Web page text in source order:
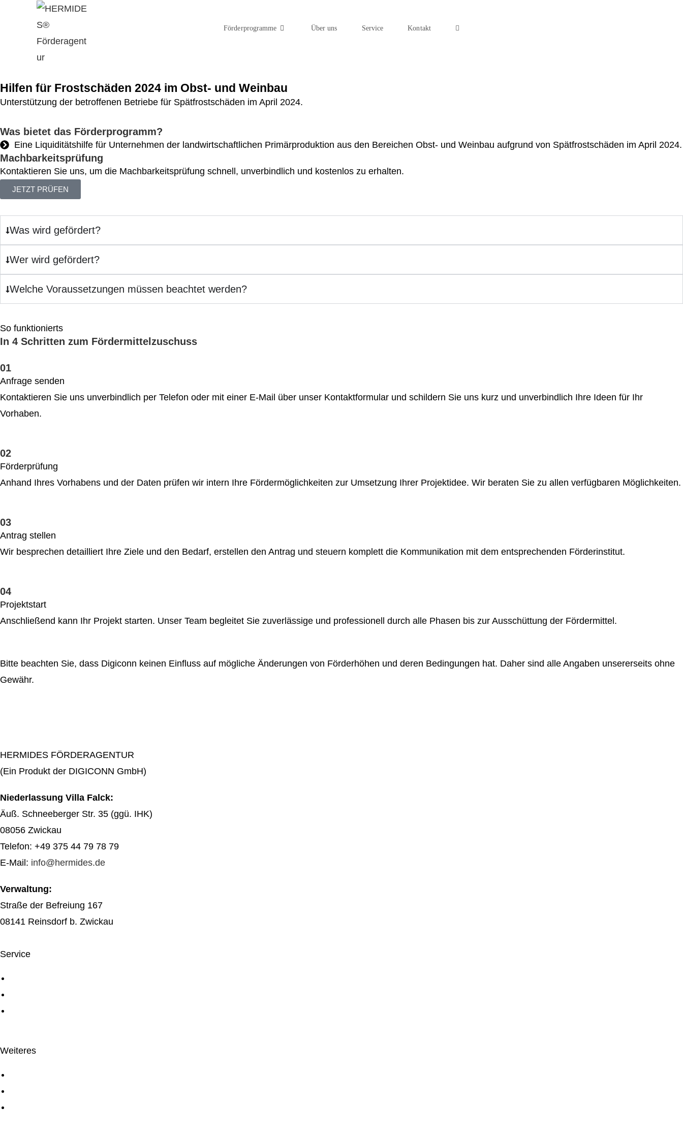
Förderprogramme Über uns Service Kontakt
Hilfen für Frostschäden 2024 im Obst- und Weinbau
Unterstützung der betroffenen Betriebe für Spätfrostschäden im April 2024.
Was bietet das Förderprogramm?
​​​​Eine Liquiditätshilfe für Unternehmen der landwirtschaftlichen Primärproduktion aus den Bereichen Obst- und Weinbau aufgrund von Spätfrostschäden im April 2024.
Machbarkeitsprüfung
Kontaktieren Sie uns, um die Machbarkeitsprüfung schnell, unverbindlich und kostenlos zu erhalten.
JETZT PRÜFEN
Was wird gefördert?
Wer wird gefördert?
Welche Voraussetzungen müssen beachtet werden?
So funktionierts
In 4 Schritten zum Fördermittelzuschuss
01
Anfrage senden
Kontaktieren Sie uns unverbindlich per Telefon oder mit einer E-Mail über unser Kontakt­formular und schildern Sie uns kurz und unverbindlich Ihre Ideen für Ihr
Vorhaben.
02
Förderprüfung
Anhand Ihres Vorhabens und der Daten prüfen wir intern Ihre Förder­möglichkeiten zur Umsetzung Ihrer Projektidee. Wir beraten Sie zu allen verfügbaren Möglichkeiten.
03
Antrag stellen
Wir besprechen detailliert Ihre Ziele und den Bedarf, erstellen den Antrag und steuern komplett die Kommunikation mit dem entsprechenden Förderinstitut.
04
Projektstart
Anschließend kann Ihr Projekt starten. Unser Team begleitet Sie zuverlässige und professionell durch alle Phasen bis zur Ausschüttung der Fördermittel.
Bitte beachten Sie, dass Digiconn keinen Einfluss auf mögliche Änderungen von Förderhöhen und deren Bedingungen hat. Daher sind alle Angaben unsererseits ohne
Gewähr.
HERMIDES FÖRDERAGENTUR
(Ein Produkt der DIGICONN GmbH)
Niederlassung Villa Falck:
Äuß. Schneeberger Str. 35 (ggü. IHK)
08056 Zwickau
Telefon: +49 375 44 79 78 79
E-Mail: info@hermides.de
Verwaltung:
Straße der Befreiung 167
08141 Reinsdorf b. Zwickau
Service
Weiteres